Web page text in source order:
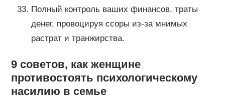
Полный контроль ваших финансов, траты
денег, провоцируя ссоры из-за мнимых
растрат и транжирства.
9 советов, как женщине
противостоять психологическому
насилию в семье